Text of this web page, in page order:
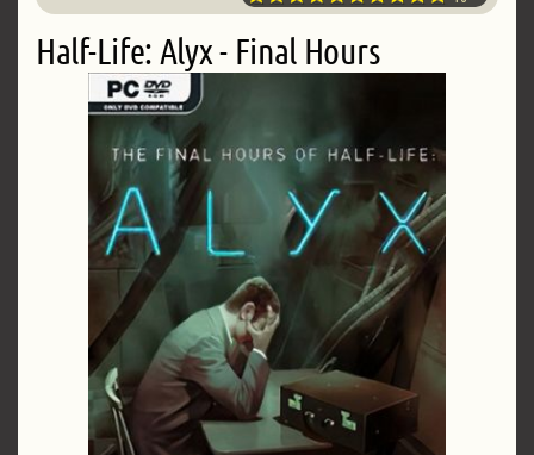
Half-Life: Alyx - Final Hours